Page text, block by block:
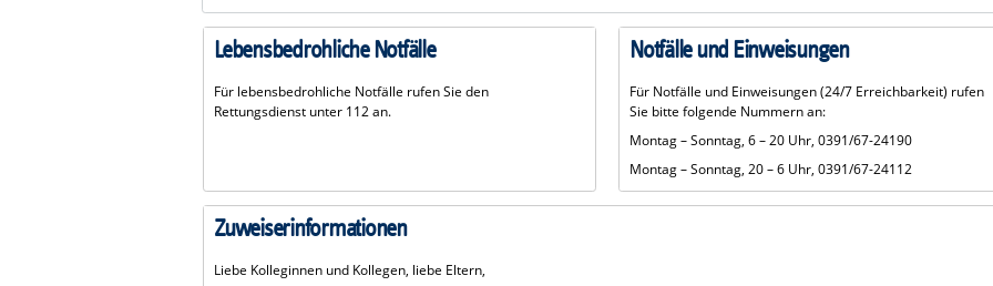
Lebensbedrohliche Notfälle
Für lebensbedrohliche Notfälle rufen Sie den
Rettungsdienst unter 112 an.
Notfälle und Einweisungen
Für Notfälle und Einweisungen (24/7 Erreichbarkeit) rufen
Sie bitte folgende Nummern an:
Montag – Sonntag, 6 – 20 Uhr, 0391/67-24190
Montag – Sonntag, 20 – 6 Uhr, 0391/67-24112
Zuweiserinformationen
Liebe Kolleginnen und Kollegen, liebe Eltern,